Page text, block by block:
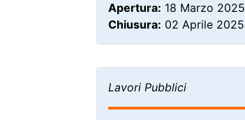
Apertura: 18 Marzo 2025
Chiusura: 02 Aprile 2025
Lavori Pubblici